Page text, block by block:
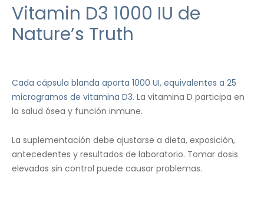
Vitamin D3 1000 IU de
Nature’s Truth
Cada cápsula blanda aporta 1000 UI, equivalentes a 25
microgramos de vitamina D3. La vitamina D participa en
la salud ósea y función inmune.
La suplementación debe ajustarse a dieta, exposición,
antecedentes y resultados de laboratorio. Tomar dosis
elevadas sin control puede causar problemas.